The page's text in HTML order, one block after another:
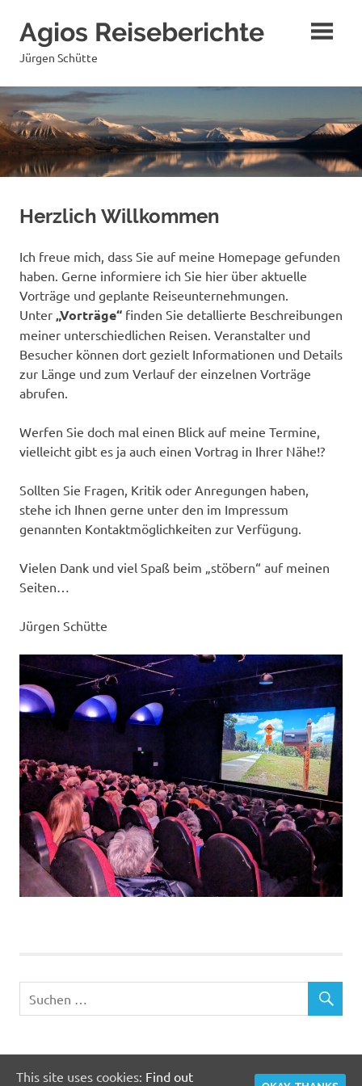
Inhalt
springen
Agios Reiseberichte
Jürgen Schütte
Herzlich Willkommen
Ich freue mich, dass Sie auf meine Homepage gefunden
haben. Gerne informiere ich Sie hier über aktuelle
Vorträge und geplante Reiseunternehmungen.
Unter „Vorträge“ finden Sie detallierte Beschreibungen
meiner unterschiedlichen Reisen. Veranstalter und
Besucher können dort gezielt Informationen und Details
zur Länge und zum Verlauf der einzelnen Vorträge
abrufen.
Werfen Sie doch mal einen Blick auf meine Termine,
vielleicht gibt es ja auch einen Vortrag in Ihrer Nähe!?
Sollten Sie Fragen, Kritik oder Anregungen haben,
stehe ich Ihnen gerne unter den im Impressum
genannten Kontaktmöglichkeiten zur Verfügung.
Vielen Dank und viel Spaß beim „stöbern“ auf meinen
Seiten…
Jürgen Schütte
This site uses cookies: Find out